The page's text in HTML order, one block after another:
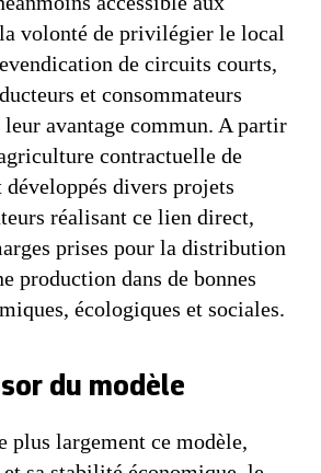
volonté de privilégier le local
de circuits courts,
et consommateurs
leur avantage commun. A partir
contractuelle de
divers projets
réalisant ce lien direct,
prises pour la distribution
production dans de bonnes
écologiques et sociales.
du modèle
plus largement ce modèle,